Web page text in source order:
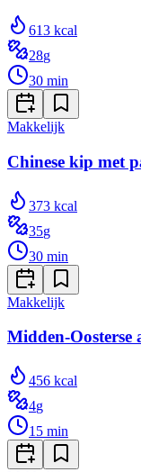
613 kcal
28g
30 min
Makkelijk
Chinese kip met
373 kcal
35g
30 min
Makkelijk
Midden-Oosterse
456 kcal
4g
15 min